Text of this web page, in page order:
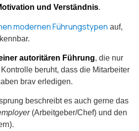
und Verständnis.
modernen Führungstypen auf,
autoritären Führung, die nur
beruht, dass die Mitarbeiter
brav erledigen.
beschreibt es auch gerne das
(Arbeitgeber/Chef) und den